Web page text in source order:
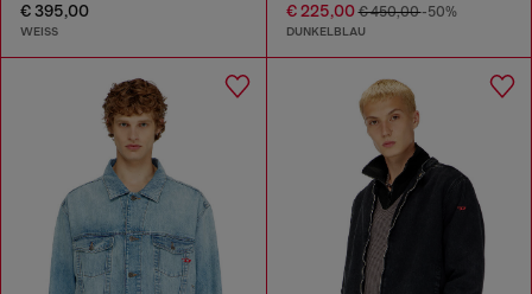
€ 395,00
WEISS
€ 225,00€ 450,00-50%
DUNKELBLAU